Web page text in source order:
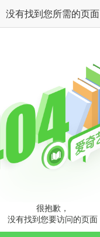
没有找到您所需的页面
很抱歉，
没有找到您要访问的页面